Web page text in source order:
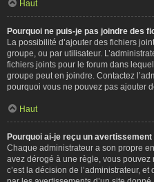
Haut
Pourquoi ne puis-je pas joindre des
La possibilité d’ajouter des fichiers
groupe, ou par utilisateur.
fichiers joints pour le forum dans
groupe peut en joindre. Contactez
pourquoi vous ne pouvez pas ajouter
Haut
Pourquoi ai-je reçu un avertissement
Chaque administrateur a son propre
avez dérogé à une règle, vous
c’est la décision de l’administrateur,